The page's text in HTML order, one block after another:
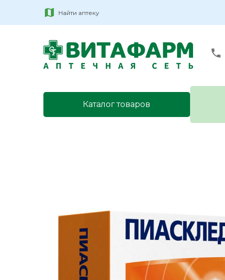
Найти аптеку
Каталог товаров